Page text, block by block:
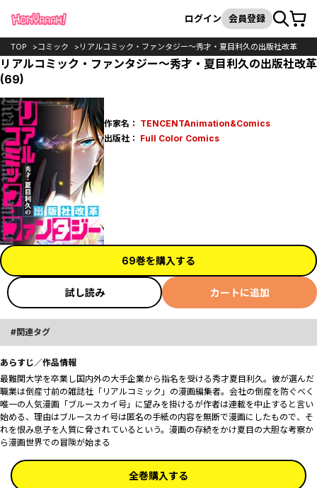
検索
ログイン 会員登録カート
TOP コミック リアルコミック・ファンタジー～秀才・夏目利久の出版社改革
リアルコミック・ファンタジー～秀才・夏目利久の出版社改革
(69)
作家名： TENCENTAnimation&Comics
出版社： Full Color Comics
69巻を購入する
試し読み カートに追加
関連タグ
あらすじ／作品情報
最難関大学を卒業し国内外の大手企業から指名を受ける秀才夏目利久。彼が選んだ
職業は倒産寸前の雑誌社「リアルコミック」の漫画編集者。会社の倒産を防ぐべく
唯一の人気漫画「ブルースカイ号」に望みを掛けるが作者は連載を中止すると言い
始める、理由はブルースカイ号は匿名の手紙の内容を無断で漫画にしたもので、そ
れを恨み息子を人質に脅されているという。漫画の存続をかけ夏目の大胆な考察か
ら漫画世界での冒険が始まる
全巻購入する